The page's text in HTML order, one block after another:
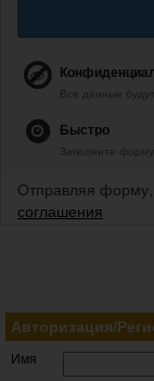
Все данные
Быстро
Заполните
Отправляя форму,
соглашения
Авторизация/
Имя